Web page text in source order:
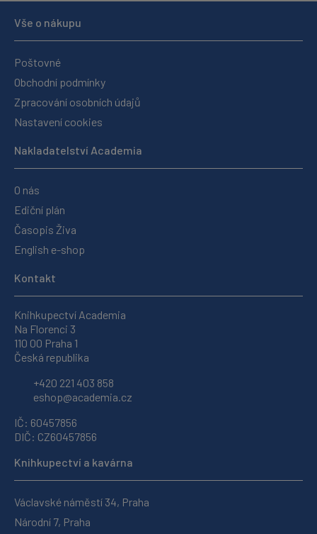
Vše o nákupu
Poštovné
Obchodní podmínky
Zpracování osobních údajů
Nastavení cookies
Nakladatelství Academia
O nás
Ediční plán
Časopis Živa
English e-shop
Kontakt
Knihkupectví Academia
Na Florenci 3
110 00 Praha 1
Česká republika
+420 221 403 858
eshop@academia.cz
IČ: 60457856
DIČ: CZ60457856
Knihkupectví a kavárna
Václavské náměstí 34, Praha
Národní 7, Praha